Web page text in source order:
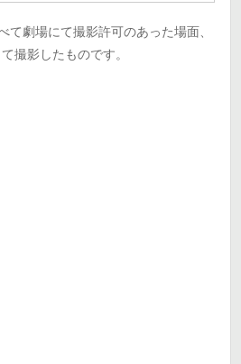
て劇場にて撮影許可のあった場面、
撮影したものです。